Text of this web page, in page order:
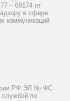
– 69174 от
в сфере
коммуникаций
РФ ЭЛ № ФС
службой по